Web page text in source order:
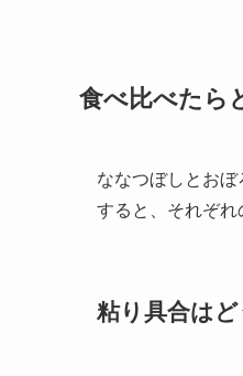
食べ比べたら
ななつぼしとお
すると、それぞれ
粘り具合はど